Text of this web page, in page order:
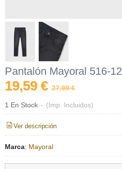
Pantalón Mayoral 516-12
19,59 € 27,99 €
1 En Stock - (Imp. Incluidos)
Ver descripción
Marca: Mayoral